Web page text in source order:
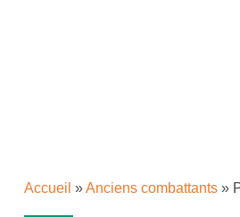
Accueil »Anciens combattants»